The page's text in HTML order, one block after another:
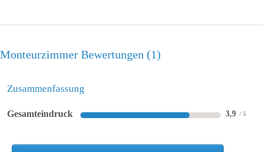
Monteurzimmer Bewertungen 1
Zusammenfassung
Gesamteindruck 3,9